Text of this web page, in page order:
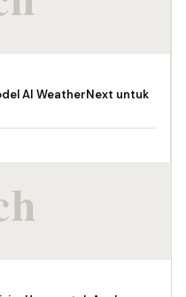
AI WeatherNext untuk